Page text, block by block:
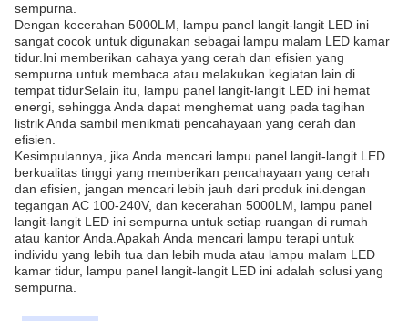
sempurna.
Dengan kecerahan 5000LM, lampu panel langit-langit LED ini
sangat cocok untuk digunakan sebagai lampu malam LED kamar
tidur.Ini memberikan cahaya yang cerah dan efisien yang
sempurna untuk membaca atau melakukan kegiatan lain di
tempat tidurSelain itu, lampu panel langit-langit LED ini hemat
energi, sehingga Anda dapat menghemat uang pada tagihan
listrik Anda sambil menikmati pencahayaan yang cerah dan
efisien.
Kesimpulannya, jika Anda mencari lampu panel langit-langit LED
berkualitas tinggi yang memberikan pencahayaan yang cerah
dan efisien, jangan mencari lebih jauh dari produk ini.dengan
tegangan AC 100-240V, dan kecerahan 5000LM, lampu panel
langit-langit LED ini sempurna untuk setiap ruangan di rumah
atau kantor Anda.Apakah Anda mencari lampu terapi untuk
individu yang lebih tua dan lebih muda atau lampu malam LED
kamar tidur, lampu panel langit-langit LED ini adalah solusi yang
sempurna.